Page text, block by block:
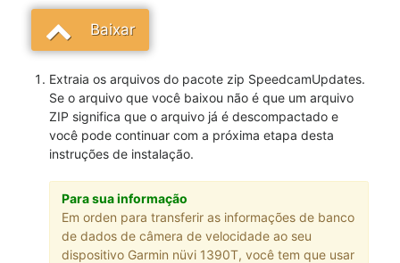
Baixar
Extraia os arquivos do pacote zip SpeedcamUpdates.
Se o arquivo que você baixou não é que um arquivo
ZIP significa que o arquivo já é descompactado e
você pode continuar com a próxima etapa desta
instruções de instalação.
Para sua informação
Em orden para transferir as informações de banco
de dados de câmera de velocidade ao seu
dispositivo Garmin nüvi 1390T, você tem que usar